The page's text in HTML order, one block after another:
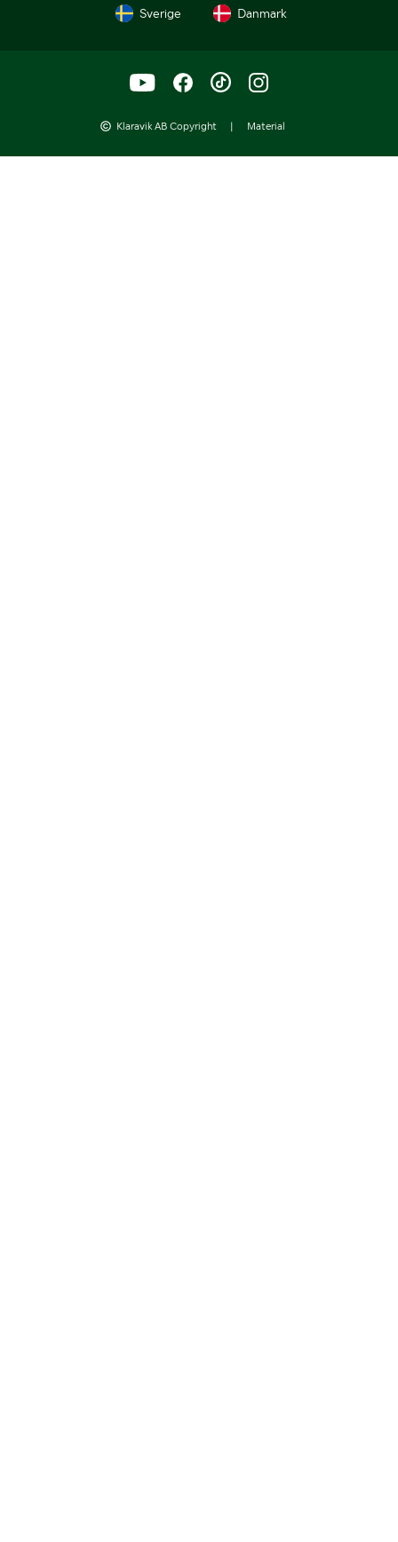
Sverige Danmark
Klaravik AB Copyright | Material